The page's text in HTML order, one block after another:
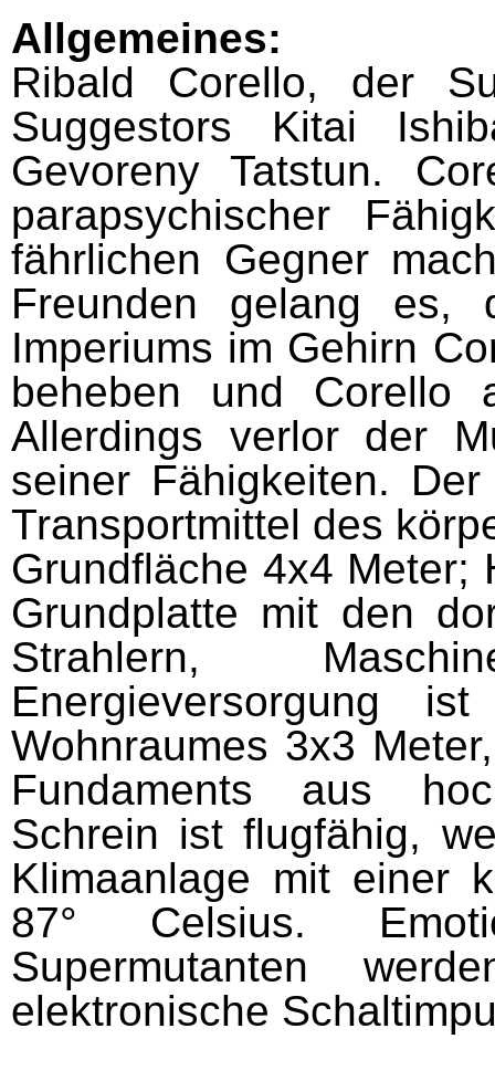
Allgemeines:
Ribald Corello, der
Suggestors Kitai
Gevoreny Tatstun.
parapsychischer
fährlichen Gegner
Freunden gelang es,
Imperiums im Gehirn
beheben und Corello
Allerdings verlor der
seiner Fähigkeiten.
Transport­mittel des
Grundfläche 4x4 Meter;
Grundplatte mit den
Strahlern,
Energieversorgung
Wohnraumes 3x3
Fundaments aus
Schrein ist flugfähig,
Klimaanlage mit einer
87° Celsius.
Supermutanten
elektronische